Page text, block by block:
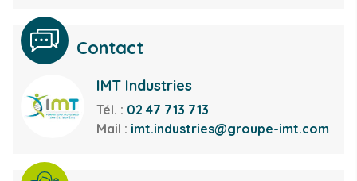
Contact
IMT Industries
Tél. : 02 47 713 713
Mail : imt.industries@groupe-imt.com